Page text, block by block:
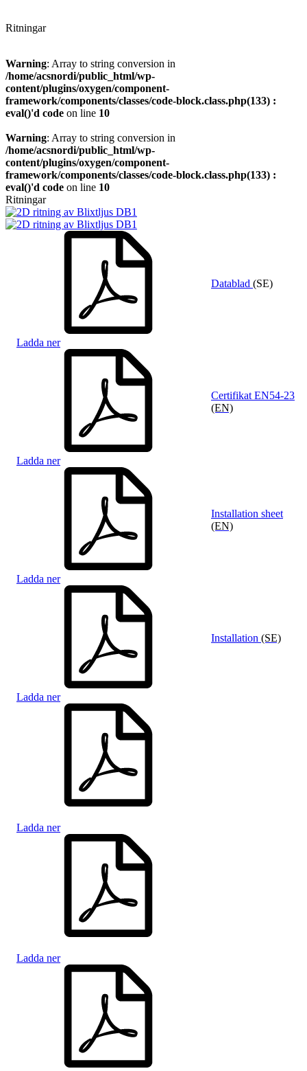
Ritningar
Warning: Array to string conversion in
/home/acsnordi/public_html/wp-
content/plugins/oxygen/component-
framework/components/classes/code-block.class.php(133) :
eval()'d code on line 10
Warning: Array to string conversion in
/home/acsnordi/public_html/wp-
content/plugins/oxygen/component-
framework/components/classes/code-block.class.php(133) :
eval()'d code on line 10
Ritningar
Datablad (SE)
Ladda ner
Certifikat EN54-23
(EN)
Ladda ner
Installation sheet
(EN)
Ladda ner
Installation (SE)
Ladda ner
Ladda ner
Ladda ner